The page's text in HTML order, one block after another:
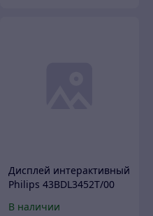
Дисплей интерактивный
Philips 43BDL3452T/00
В наличии